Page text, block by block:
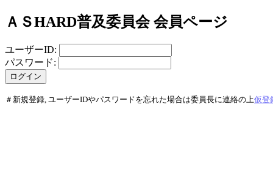
ＡＳHARD普及委員会 会員ページ
ユーザーID:
パスワード:
＃新規登録, ユーザーIDやパスワードを忘れた場合は委員長に連絡の上仮登